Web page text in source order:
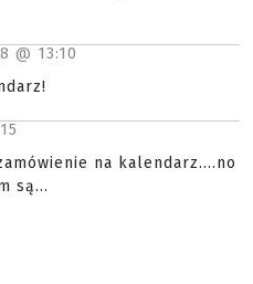
@ 13:10
na kalendarz....no
są...